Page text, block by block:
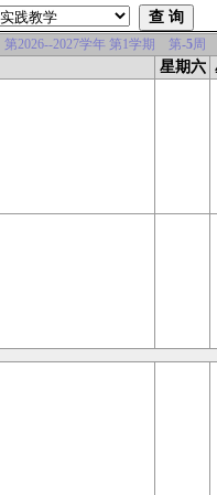
2027学年 第1学期 第-5周
星期六